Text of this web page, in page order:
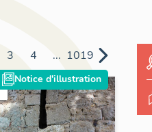
3 4 ... 1019
Notice d'illustration